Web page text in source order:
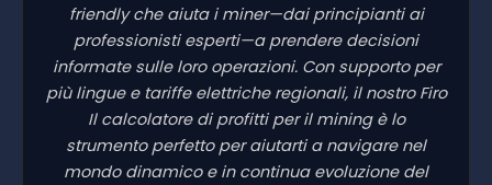
friendly che aiuta i miner—dai principianti ai
professionisti esperti—a prendere decisioni
informate sulle loro operazioni. Con supporto per
più lingue e tariffe elettriche regionali, il nostro Firo
Il calcolatore di profitti per il mining è lo
strumento perfetto per aiutarti a navigare nel
mondo dinamico e in continua evoluzione del